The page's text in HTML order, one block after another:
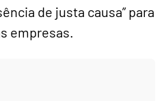
de justa causa” para
empresas.